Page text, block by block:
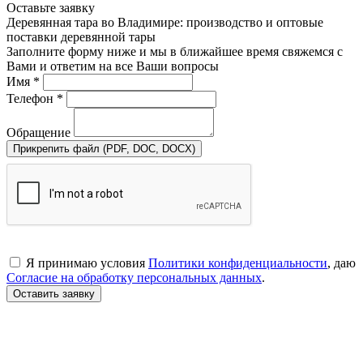
Оставьте заявку
Деревянная тара во Владимире: производство и оптовые
поставки деревянной тары
Заполните форму ниже и мы в ближайшее время свяжемся с
Вами и ответим на все Ваши вопросы
Имя *
Телефон *
Обращение
Прикрепить файл (PDF, DOC, DOCX)
Я принимаю условия Политики конфиденциальности, даю
Согласие на обработку персональных данных.
Оставить заявку